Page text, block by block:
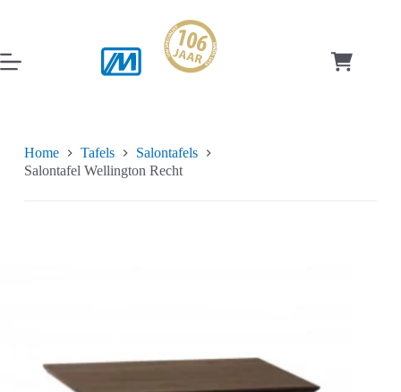
inhoud
Home Tafels
Salontafels
Salontafel Wellington Recht